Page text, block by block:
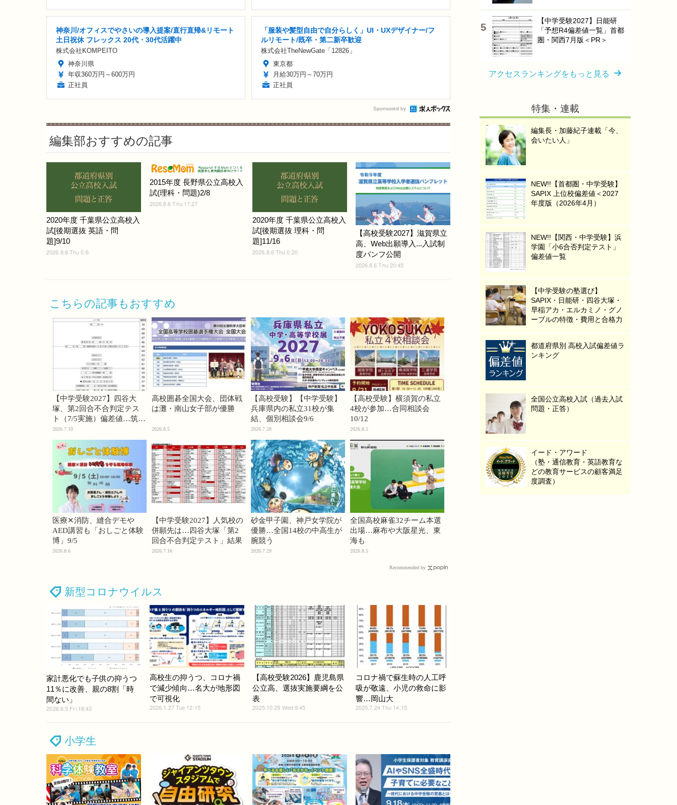
神奈川/オフィスでやさいの導入提案/直行直帰&リモート
土日祝休 フレックス 20代・30代活躍中
株式会社KOMPEITO
神奈川県
年収360万円～600万円
正社員
「服装や髪型自由で自分らしく」UI・UXデザイナー/フ
ルリモート/既卒・第二新卒歓迎
株式会社TheNewGate「12826」
東京都
月給30万円～70万円
正社員
Sponsored by
編集部おすすめの記事
2020年度 千葉県公立高校入
試[後期選抜 英語・問
題]9/10
2026.8.6 Thu 0:6
2015年度 長野県公立高校入
試(理科・問題)2/8
2026.8.6 Thu 17:27
2020年度 千葉県公立高校入
試[後期選抜 理科・問
題]11/16
2026.8.6 Thu 0:20
【高校受験2027】滋賀県立
高、Web出願導入...入試制
度パンフ公開
2026.8.6 Thu 20:45
こちらの記事もおすすめ
【中学受験2027】四谷大
塚、第2回合不合判定テス
ト（7/5実施）偏差値…筑駒
74・桜蔭70＜PR＞
2026.7.10
高校囲碁全国大会、団体戦
は灘・南山女子部が優勝
2026.8.5
【高校受験】【中学受験】
兵庫県内の私立31校が集
結、個別相談会9/6
2026.7.28
【高校受験】横須賀の私立
4校が参加…合同相談会
10/12
2026.8.5
医療✕消防、縫合デモや
AED講習も「おしごと体験
博」9/5
2026.8.6
【中学受験2027】人気校の
併願先は…四谷大塚「第2
回合不合判定テスト」結果
2026.7.16
砂金甲子園、神戸女学院が
優勝…全国14校の中高生が
腕競う
2026.7.29
全国高校麻雀32チーム本選
出場…麻布や大阪星光、東
海も
2026.8.5
Recommended by
新型コロナウイルス
家計悪化でも子供の抑うつ
11％に改善、親の8割「時
間ない」
2026.6.5 Fri 18:43
高校生の抑うつ、コロナ禍
で減少傾向…名大が地形図
で可視化
2026.1.27 Tue 12:15
【高校受験2026】鹿児島県
公立高、選抜実施要綱を公
表
2025.10.29 Wed 9:45
コロナ禍で蘇生時の人工呼
吸が敬遠、小児の救命に影
響…岡山大
2025.7.24 Thu 14:15
小学生
【中学受験2027】日能研
「予想R4偏差値一覧」首都
圏・関西7月版＜PR＞
アクセスランキングをもっと見る
特集・連載
編集長・加藤紀子連載「今、
会いたい人」
NEW!!【首都圏・中学受験】
SAPIX 上位校偏差値＜2027
年度版（2026年4月）
NEW!!【関西・中学受験】浜
学園「小6合否判定テスト」
偏差値一覧
【中学受験の塾選び】
SAPIX・日能研・四谷大塚・
早稲アカ・エルカミノ・グノ
ーブルの特徴・費用と合格力
都道府県別 高校入試偏差値ラ
ンキング
全国公立高校入試（過去入試
問題・正答）
イード・アワード
（塾・通信教育・英語教育な
どの教育サービスの顧客満足
度調査）